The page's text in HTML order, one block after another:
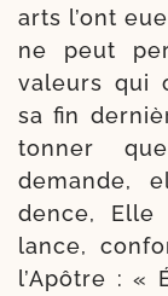
arts l’ont
ne peut
valeurs qui
sa fin
ton­ner
demande,
dence,
lance,
l’Apôtre : «